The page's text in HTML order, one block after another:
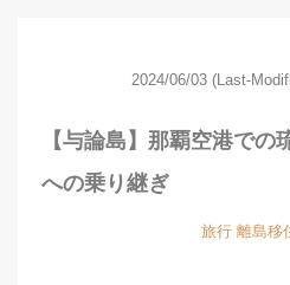
2024/06/03 (Last-
【与論島】那覇空港での
への乗り継ぎ
旅行 離島移